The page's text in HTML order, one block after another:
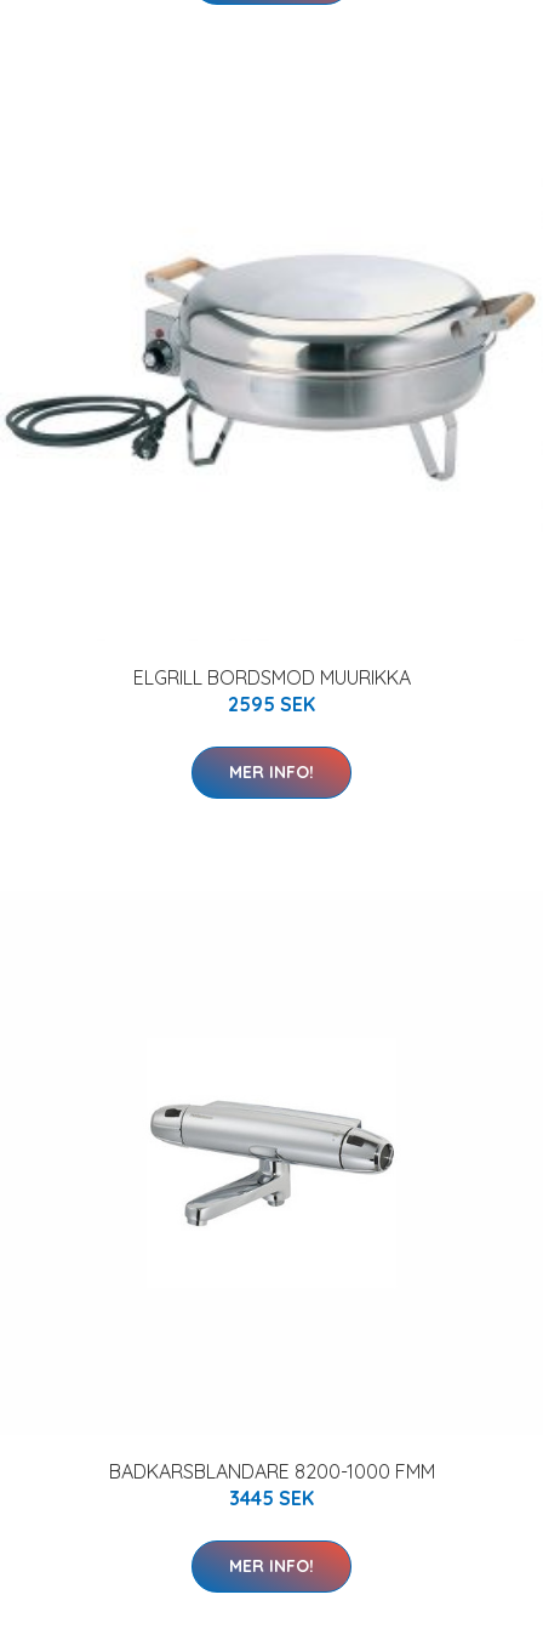
ELGRILL BORDSMOD MUURIKKA
2595 SEK
MER INFO!
BADKARSBLANDARE 8200-1000 FMM
3445 SEK
MER INFO!